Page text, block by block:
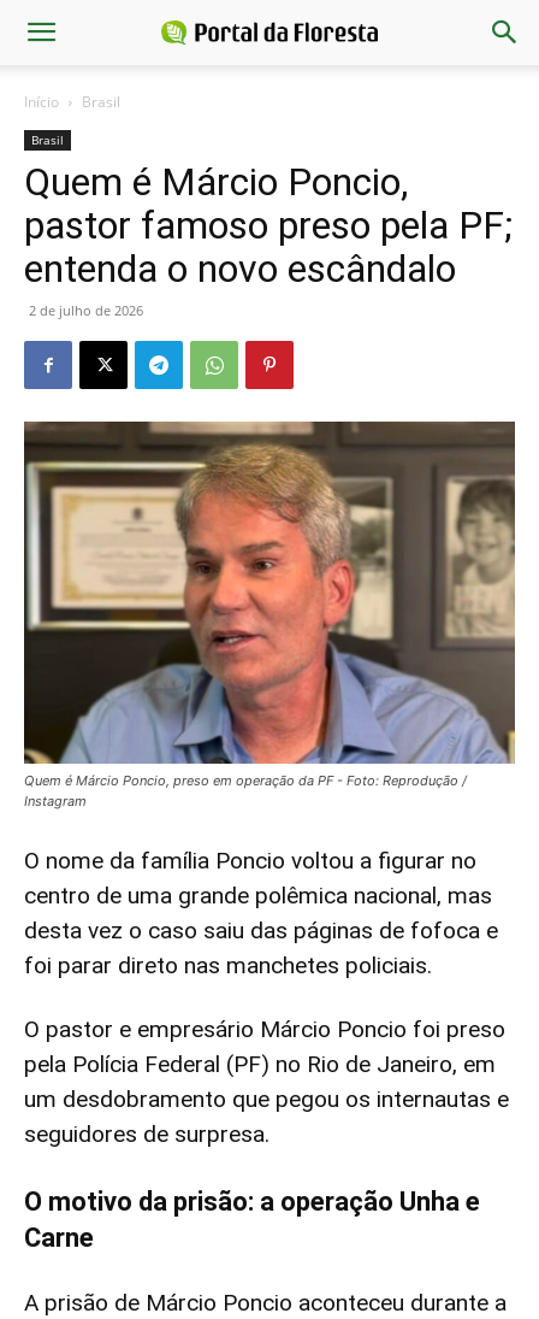
Início Brasil
Brasil
Quem é Márcio Poncio,
pastor famoso preso pela PF;
entenda o novo escândalo
2 de julho de 2026
Quem é Márcio Poncio, preso em operação da PF - Foto: Reprodução /
Instagram
O nome da família Poncio voltou a figurar no
centro de uma grande polêmica nacional, mas
desta vez o caso saiu das páginas de fofoca e
foi parar direto nas manchetes policiais.
O pastor e empresário Márcio Poncio foi preso
pela Polícia Federal (PF) no Rio de Janeiro, em
um desdobramento que pegou os internautas e
seguidores de surpresa.
O motivo da prisão: a operação Unha e
Carne
A prisão de Márcio Poncio aconteceu durante a